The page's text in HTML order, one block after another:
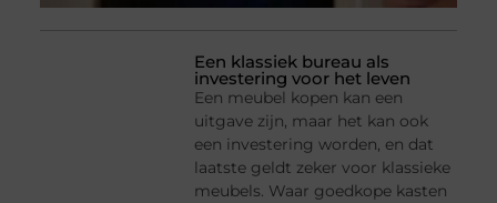
Een klassiek bureau als
investering voor het leven
Een meubel kopen kan een
uitgave zijn, maar het kan ook
een investering worden, en dat
laatste geldt zeker voor klassieke
meubels. Waar goedkope kasten